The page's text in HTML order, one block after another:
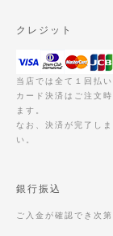
クレジット
当店では全て１回払
カード決済はご注文
ます。
なお、決済が完了し
い。
銀行振込
ご入金が確認でき次